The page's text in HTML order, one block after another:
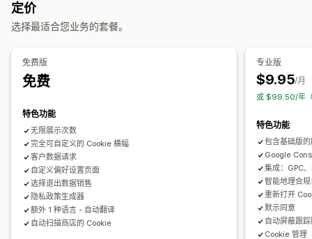
隐私合规
政策生成器
法规
PIPEDA
UCPA VCDPA
分析和报告
定价
选择最适合您业务的套餐。
免费版
免费
特色功能
无限展示次数
完全可自定义的 Cookie 横幅
客户数据请求
自定义偏好设置页面
选择退出数据销售
隐私政策生成器
额外 1 种语言 - 自动翻译
自动扫描商店的 Cookie
专业版
$9.95/月
或 $99.50/年
特色功能
包含基础版
Google
集成：GPC
智能地理合
重新打开
默示同意
自动屏蔽跟
Cookie 管理